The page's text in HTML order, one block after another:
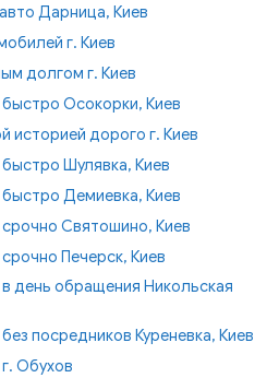
Дарница, Киев
г. Киев
долгом г. Киев
Осокорки, Киев
историей дорого г. Киев
Шулявка, Киев
Демиевка, Киев
Святошино, Киев
Печерск, Киев
день обращения Никольская
посредников Куреневка, Киев
Обухов